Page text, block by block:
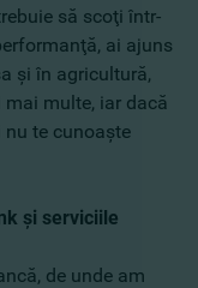
să scoţi într-
ai ajuns
şi în agricultură,
multe, iar dacă
te cunoaşte
şi serviciile
de unde am